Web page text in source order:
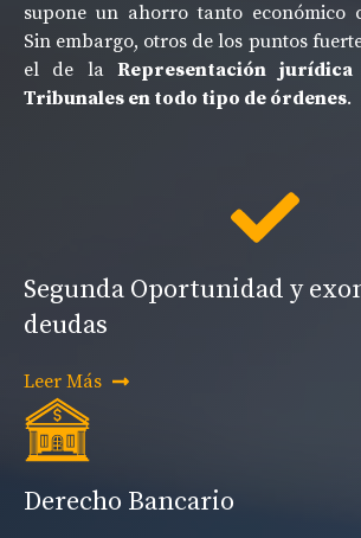
supone un ahorro tanto económico
Sin embargo, otros de los puntos
el de laRepresentación
Tribunales en todo tipo de órdenes.
Segunda Oportunidad y
deudas
Leer Más
Derecho Bancario